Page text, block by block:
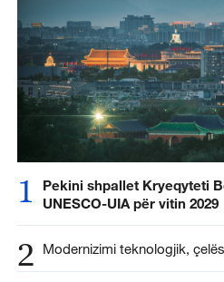
1
Pekini shpallet Kryeqyteti
UNESCO-UIA për vitin 2029
2 Modernizimi teknologjik,